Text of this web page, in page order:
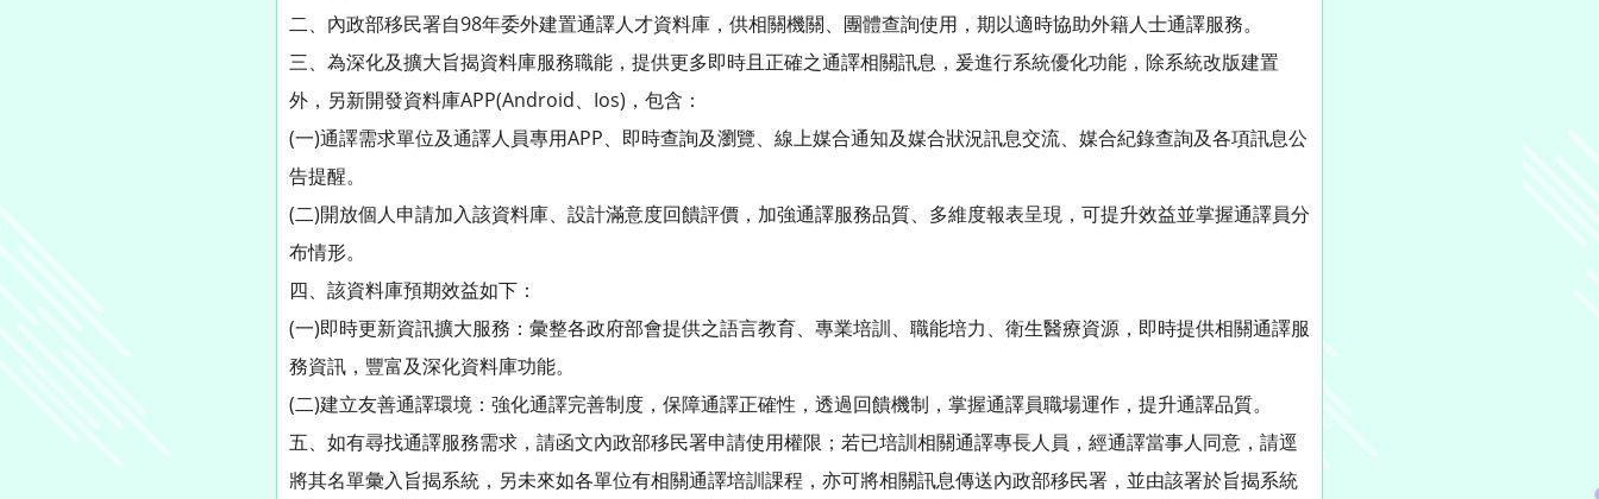
二、內政部移民署自98年委外建置通譯人才資料庫，供相關機關、團體查詢使用，期以適時協助外籍人士通譯服務。
三、為深化及擴大旨揭資料庫服務職能，提供更多即時且正確之通譯相關訊息，爰進行系統優化功能，除系統改版建置
外，另新開發資料庫APP(Android、Ios)，包含：
(一)通譯需求單位及通譯人員專用APP、即時查詢及瀏覽、線上媒合通知及媒合狀況訊息交流、媒合紀錄查詢及各項訊息公
告提醒。
(二)開放個人申請加入該資料庫、設計滿意度回饋評價，加強通譯服務品質、多維度報表呈現，可提升效益並掌握通譯員分
布情形。
四、該資料庫預期效益如下：
(一)即時更新資訊擴大服務：彙整各政府部會提供之語言教育、專業培訓、職能培力、衛生醫療資源，即時提供相關通譯服
務資訊，豐富及深化資料庫功能。
(二)建立友善通譯環境：強化通譯完善制度，保障通譯正確性，透過回饋機制，掌握通譯員職場運作，提升通譯品質。
五、如有尋找通譯服務需求，請函文內政部移民署申請使用權限；若已培訓相關通譯專長人員，經通譯當事人同意，請逕
將其名單彙入旨揭系統，另未來如各單位有相關通譯培訓課程，亦可將相關訊息傳送內政部移民署，並由該署於旨揭系統